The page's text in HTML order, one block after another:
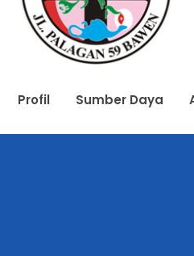
Profil Sumber Daya